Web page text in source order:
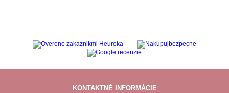
KONTAKTNÉ INFORMÁCIE